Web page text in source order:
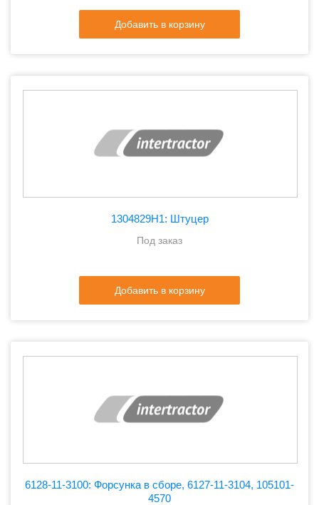
Добавить в корзину
1304829H1: Штуцер
Под заказ
Добавить в корзину
6128-11-3100: Форсунка в сборе, 6127-11-3104, 105101-
4570